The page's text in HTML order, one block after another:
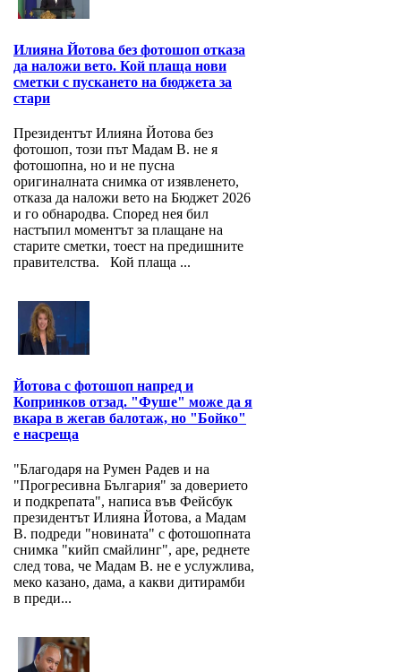
Илияна Йотова без фотошоп отказа
да наложи вето. Кой плаща нови
сметки с пускането на бюджета за
стари
Президентът Илияна Йотова без
фотошоп, този път Мадам В. не я
фотошопна, но и не пусна
оригиналната снимка от изявленето,
отказа да наложи вето на Бюджет 2026
и го обнародва. Според нея бил
настъпил моментът за плащане на
старите сметки, тоест на предишните
правителства. Кой плаща ...
Йотова с фотошоп напред и
Копринков отзад. "Фуше" може да я
вкара в жегав балотаж, но "Бойко"
е насреща
"Благодаря на Румен Радев и на
"Прогресивна България" за доверието
и подкрепата", написа във Фейсбук
президентът Илияна Йотова, а Мадам
В. подреди "новината" с фотошопната
снимка "кийп смайлинг", аре, реднете
след това, че Мадам В. не е услужлива,
меко казано, дама, а какви дитирамби
в преди...